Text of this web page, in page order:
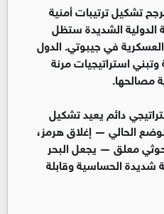
تشكيل ترتيبات أمنية
الدولية الشديدة ستظل
في جيبوتي. الدول
استراتيجيات مرنة
مصالحها.
دائم يعيد تشكيل
الحالي — إغلاق هرمز،
حوثي معلق — يجعل البحر
شديدة الحساسية وقابلة